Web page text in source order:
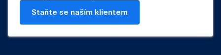
Staňte se naším klientem